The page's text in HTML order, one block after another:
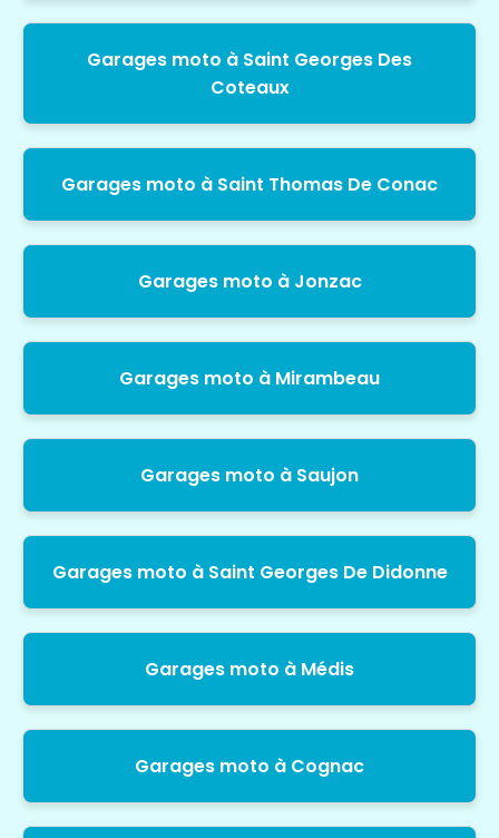
Garages moto à Saint Georges Des
Coteaux
Garages moto à Saint Thomas De Conac
Garages moto à Jonzac
Garages moto à Mirambeau
Garages moto à Saujon
Garages moto à Saint Georges De Didonne
Garages moto à Médis
Garages moto à Cognac